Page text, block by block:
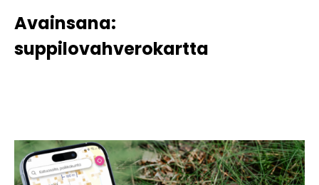
Avainsana:
suppilovahverokartta